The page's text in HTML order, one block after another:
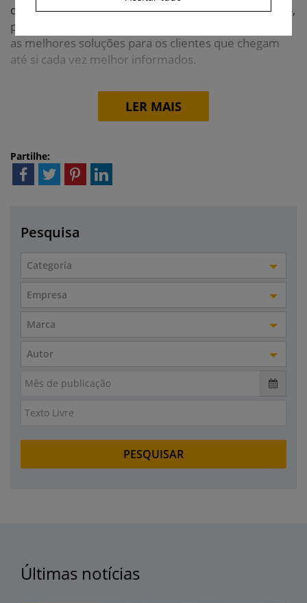
dos seus trabalhadores por um lado e, por outro lado,
procurar juntamente com as marcas que representa
as melhores soluções para os clientes que chegam
até si cada vez melhor informados.
LER MAIS
Partilhe:
Pesquisa
Categoria
Empresa
Marca
Autor
Últimas notícias